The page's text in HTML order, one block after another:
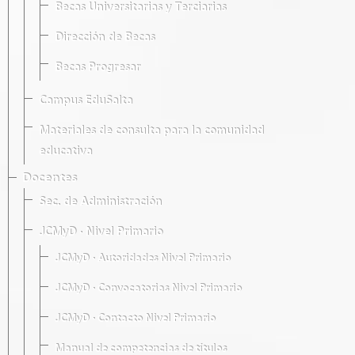
Becas Universitarias y Terciarias
Dirección de Becas
Becas Progresar
Campus EduSalta
Materiales de consulta para la comunidad
educativa
Docentes
Sec. de Administración
JCMyD · Nivel Primario
JCMyD · Autoridades Nivel Primario
JCMyD · Convocatorias Nivel Primario
JCMyD · Contacto Nivel Primario
Manual de competencias de títulos